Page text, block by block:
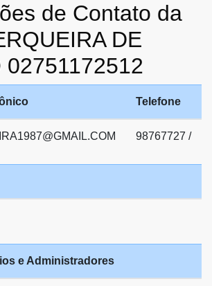
de Contato da
DE
02751172512
Telefone
98767727 /
e Administradores